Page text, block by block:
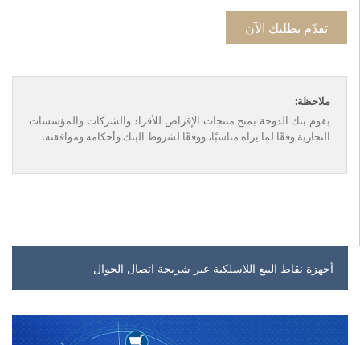
تقدّم بطلبك الآن
ملاحظة:
يقوم بنك الدوحة بمنح منتجات الإقراض للأفراد والشركات والمؤسسات
التجارية وفقًا لما يراه مناسبًا، ووفقًا لشروط البنك وأحكامه وموافقته.
أجهزة نقاط البيع اللاسلكية عبر شريحة اتصال الجوال